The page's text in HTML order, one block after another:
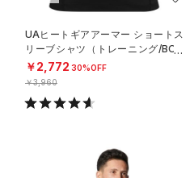
UAヒートギアアーマー ショートス
リーブシャツ（トレーニング/BOY
S）
￥2,772 30%OFF
￥3,960